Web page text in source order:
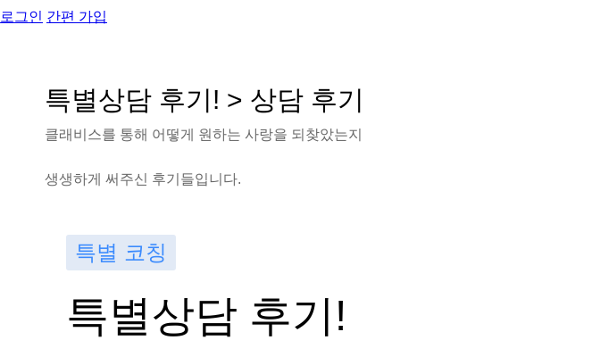
로그인 간편 가입
특별상담 후기 ! > 상담 후기
클래 비 스를 통해 어 떻게 원하는 사랑을 되 찾았는지
생생하게 써 주신 후기 들입니 다.
특별 코칭
특별상담 후기!